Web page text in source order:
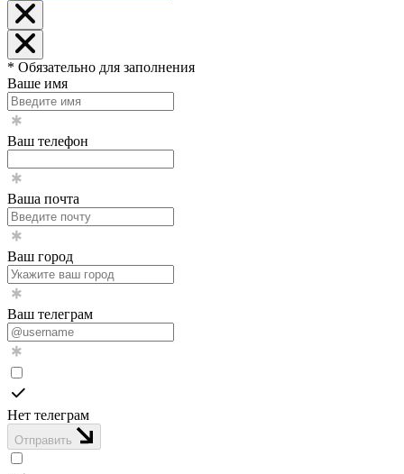
* Обязательно для заполнения
Ваше имя
Ваш телефон
Ваша почта
Ваш город
Ваш телеграм
Нет телеграм
Отправить